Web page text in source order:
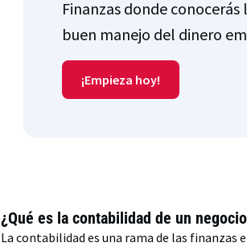
Finanzas donde conocerás
buen manejo del dinero
¡Empieza hoy!
¿Qué es la contabilidad de un
La contabilidad es una rama de las finanzas